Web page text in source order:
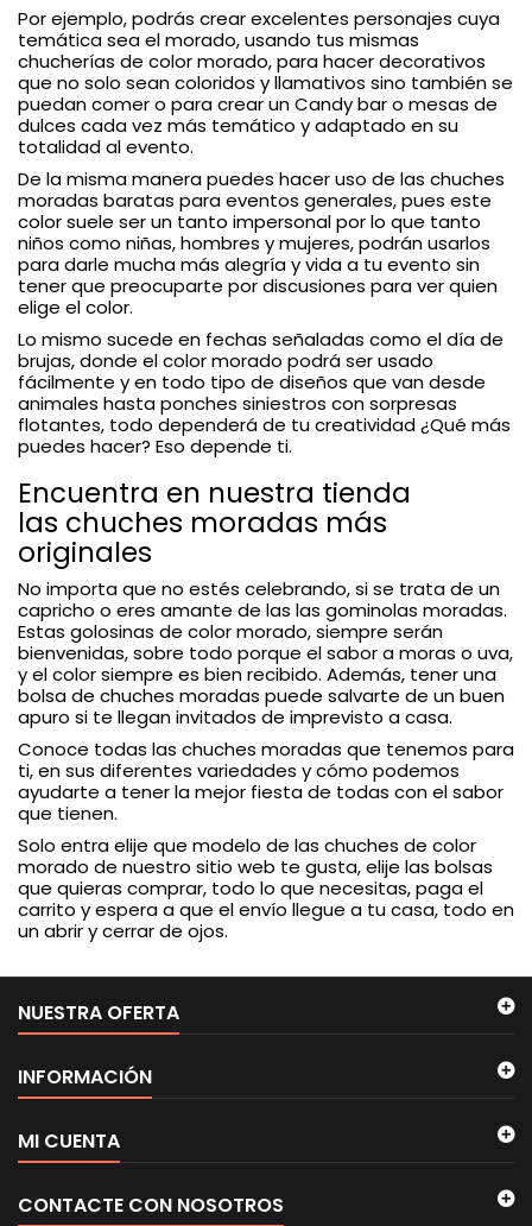
Por ejemplo, podrás crear excelentes personajes cuya
temática sea el morado, usando tus mismas
chucherías de color morado, para hacer decorativos
que no solo sean coloridos y llamativos sino también se
puedan comer o para crear un Candy bar o mesas de
dulces cada vez más temático y adaptado en su
totalidad al evento.
De la misma manera puedes hacer uso de las chuches
moradas baratas para eventos generales, pues este
color suele ser un tanto impersonal por lo que tanto
niños como niñas, hombres y mujeres, podrán usarlos
para darle mucha más alegría y vida a tu evento sin
tener que preocuparte por discusiones para ver quien
elige el color.
Lo mismo sucede en fechas señaladas como el día de
brujas, donde el color morado podrá ser usado
fácilmente y en todo tipo de diseños que van desde
animales hasta ponches siniestros con sorpresas
flotantes, todo dependerá de tu creatividad ¿Qué más
puedes hacer? Eso depende ti.
Encuentra en nuestra tienda
las chuches moradas más
originales
No importa que no estés celebrando, si se trata de un
capricho o eres amante de las las gominolas moradas.
Estas golosinas de color morado, siempre serán
bienvenidas, sobre todo porque el sabor a moras o uva,
y el color siempre es bien recibido. Además, tener una
bolsa de chuches moradas puede salvarte de un buen
apuro si te llegan invitados de imprevisto a casa.
Conoce todas las chuches moradas que tenemos para
ti, en sus diferentes variedades y cómo podemos
ayudarte a tener la mejor fiesta de todas con el sabor
que tienen.
Solo entra elije que modelo de las chuches de color
morado de nuestro sitio web te gusta, elije las bolsas
que quieras comprar, todo lo que necesitas, paga el
carrito y espera a que el envío llegue a tu casa, todo en
un abrir y cerrar de ojos.
NUESTRA OFERTA
INFORMACIÓN
MI CUENTA
CONTACTE CON NOSOTROS